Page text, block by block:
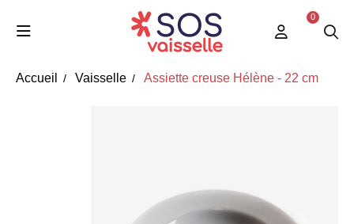
0
Accueil Vaisselle Assiette creuse Hélène - 22 cm